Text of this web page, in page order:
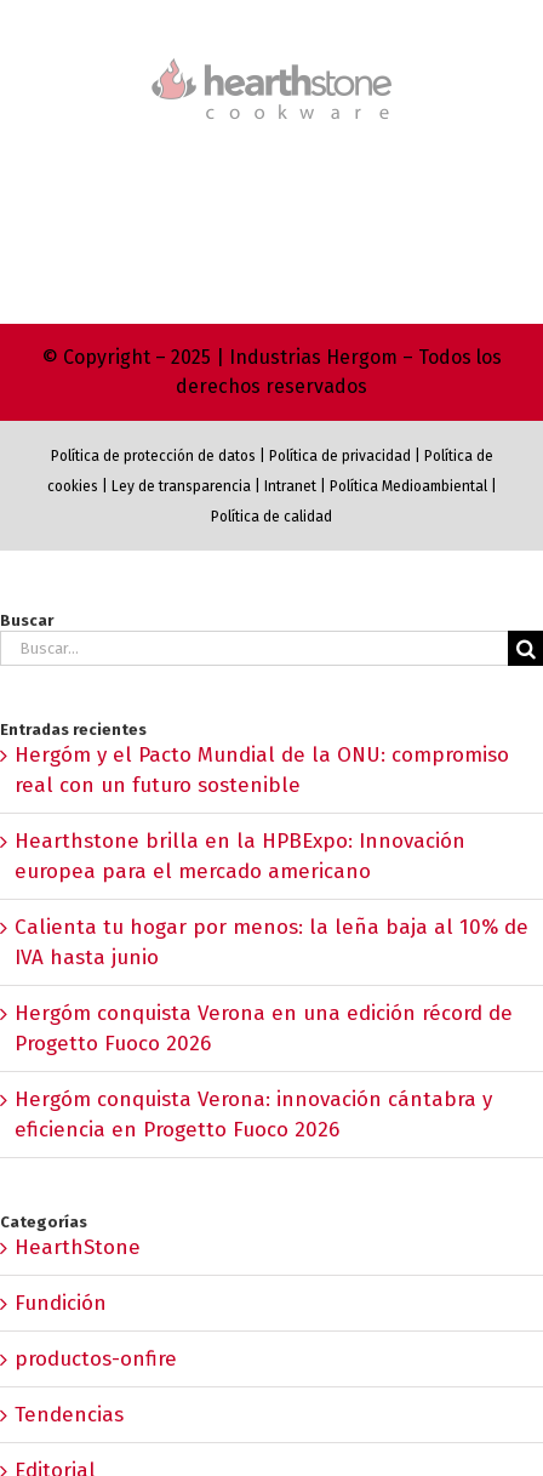
© Copyright – 2025 | Industrias Hergom – Todos los
derechos reservados
Política de protección de datos Política de privacidad
Política de
cookies
Ley de transparencia| Intranet| Política Medioambiental|
Política de calidad
Buscar
Buscar:
Entradas recientes
Hergóm y el Pacto Mundial de la ONU: compromiso
real con un futuro sostenible
Hearthstone brilla en la HPBExpo: Innovación
europea para el mercado americano
Calienta tu hogar por menos: la leña baja al 10% de
IVA hasta junio
Hergóm conquista Verona en una edición récord de
Progetto Fuoco 2026
Hergóm conquista Verona: innovación cántabra y
eficiencia en Progetto Fuoco 2026
Categorías
HearthStone
Fundición
productos-onfire
Tendencias
Editorial